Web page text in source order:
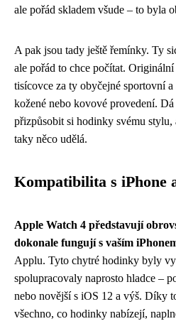
ale pořád skladem všude – to byla
A pak jsou tady ještě řemínky. Ty
ale pořád to chce počítat.
tisícovce za ty obyčejné sportovní
kožené nebo kovové provedení.
přizpůsobit si hodinky svému
taky něco udělá.
Kompatibilita s iPhone
Apple Watch 4 představují
dokonale fungují s vaším
Applu. Tyto chytré hodinky byly
spolupracovaly naprosto hladce –
nebo novější s iOS 12 a výš. Díky
všechno, co hodinky nabízejí,